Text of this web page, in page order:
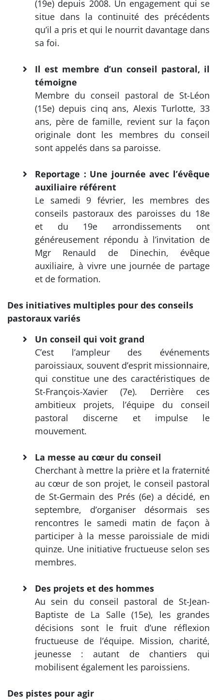
(19e) depuis 2008. Un engagement qui se
situe dans la continuité des précédents
qu’il a pris et qui le nourrit davantage dans
sa foi.
Il est membre d’un conseil pastoral, il
témoigne
Membre du conseil pastoral de St-Léon
(15e) depuis cinq ans, Alexis Turlotte, 33
ans, père de famille, revient sur la façon
originale dont les membres du conseil
sont appelés dans sa paroisse.
Reportage : Une journée avec l’évêque
auxiliaire référent
Le samedi 9 février, les membres des
conseils pastoraux des paroisses du 18e
et du 19e arrondissements ont
généreusement répondu à l’invitation de
Mgr Renauld de Dinechin, évêque
auxiliaire, à vivre une journée de partage
et de formation.
Des initiatives multiples pour des conseils
pastoraux variés
Un conseil qui voit grand
C’est l’ampleur des événements
paroissiaux, souvent d’esprit missionnaire,
qui constitue une des caractéristiques de
St-François-Xavier (7e). Derrière ces
ambitieux projets, l’équipe du conseil
pastoral discerne et impulse le
mouvement.
La messe au cœur du conseil
Cherchant à mettre la prière et la fraternité
au cœur de son projet, le conseil pastoral
de St-Germain des Prés (6e) a décidé, en
septembre, d’organiser désormais ses
rencontres le samedi matin de façon à
participer à la messe paroissiale de midi
quinze. Une initiative fructueuse selon ses
membres.
Des projets et des hommes
Au sein du conseil pastoral de St-Jean-
Baptiste de La Salle (15e), les grandes
décisions sont le fruit d’une réflexion
fructueuse de l’équipe. Mission, charité,
jeunesse : autant de chantiers qui
mobilisent également les paroissiens.
Des pistes pour agir